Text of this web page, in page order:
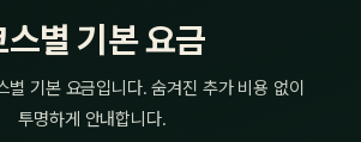
스별 기본 요금
별 기본 요금입니다. 숨겨진 추가 비용 없이
투명하게 안내합니다.